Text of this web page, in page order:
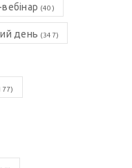
(40)
день (347)